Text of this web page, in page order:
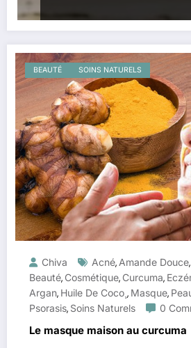
BEAUTÉ SOINS NATURELS
Chiva Acné, Amande Douce,
Beauté, Cosmétique, Curcuma,
Argan, Huile De Coco¸ , Masque,
Psorasis, Soins Naturels 0
Le masque maison au curcuma